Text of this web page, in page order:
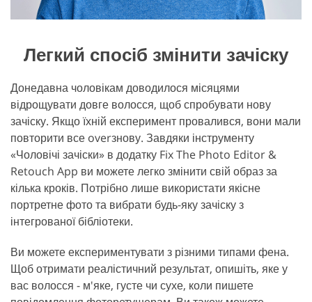
Легкий спосіб змінити зачіску
Донедавна чоловікам доводилося місяцями
відрощувати довге волосся, щоб спробувати нову
зачіску. Якщо їхній експеримент провалився, вони мали
повторити все overзнову. Завдяки інструменту
«Чоловічі зачіски» в додатку Fix The Photo Editor &
Retouch App ви можете легко змінити свій образ за
кілька кроків. Потрібно лише використати якісне
портретне фото та вибрати будь-яку зачіску з
інтегрованої бібліотеки.
Ви можете експериментувати з різними типами фена.
Щоб отримати реалістичний результат, опишіть, яке у
вас волосся - м'яке, густе чи сухе, коли пишете